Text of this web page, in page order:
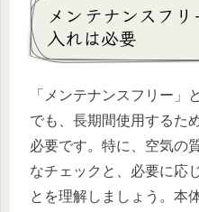
メンテナンスフ
入れは必要
「メンテナンスフリー」
でも、長期間使用するた
必要です。特に、空気の
なチェックと、必要に応
とを理解しましょう。本